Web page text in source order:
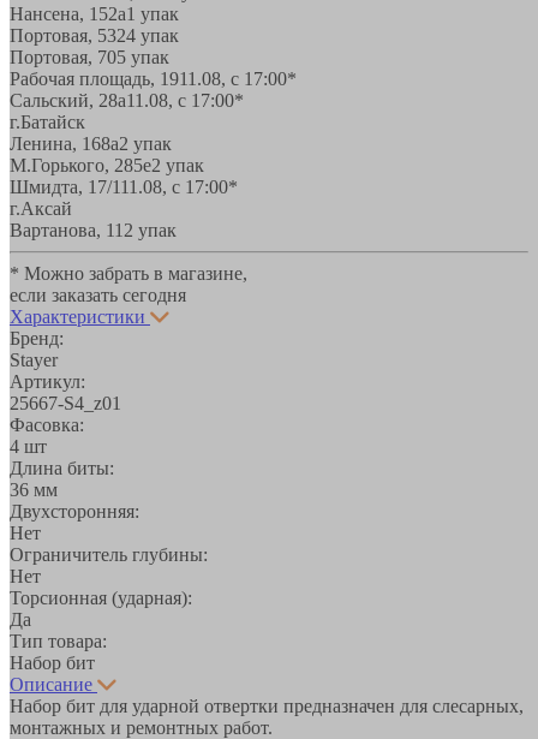
Нансена, 152а1 упак
Портовая, 5324 упак
Портовая, 705 упак
Рабочая площадь, 1911.08, с 17:00*
Сальский, 28a11.08, с 17:00*
г.Батайск
Ленина, 168а2 упак
М.Горького, 285е2 упак
Шмидта, 17/111.08, с 17:00*
г.Аксай
Вартанова, 11 2 упак
* Можно забрать в магазине,
если заказать сегодня
Характеристики
Бренд:
Stayer
Артикул:
25667-S4_z01
Фасовка:
4 шт
Длина биты:
36 мм
Двухсторонняя:
Нет
Ограничитель глубины:
Нет
Торсионная (ударная):
Да
Тип товара:
Набор бит
Описание
Набор бит для ударной отвертки предназначен для слесарных,
монтажных и ремонтных работ.